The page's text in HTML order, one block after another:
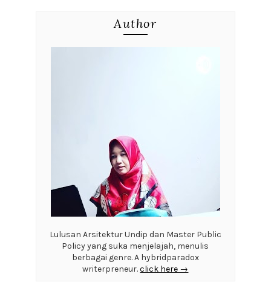
Author
Lulusan Arsitektur Undip dan Master Public
Policy yang suka menjelajah, menulis
berbagai genre. A hybridparadox
writerpreneur.click here →